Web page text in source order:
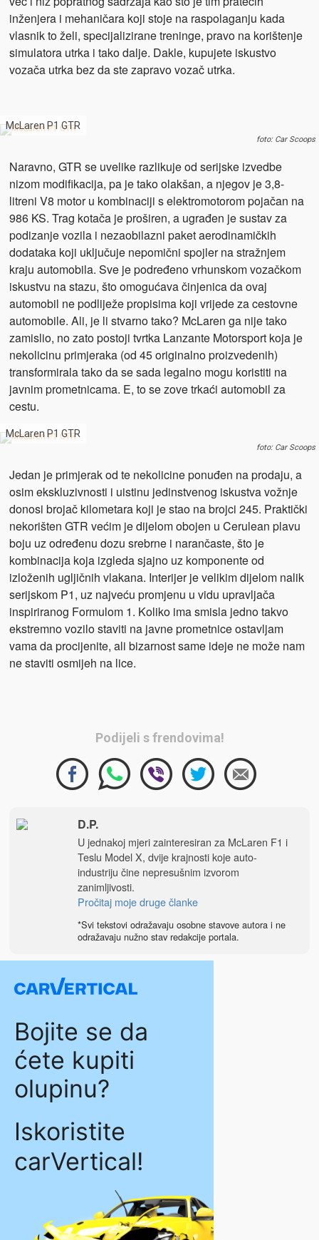
inženjera i mehaničara koji stoje na raspolaganju kada
vlasnik to želi, specijalizirane treninge, pravo na korištenje
simulatora utrka i tako dalje. Dakle, kupujete iskustvo
vozača utrka bez da ste zapravo vozač utrka.
McLaren P1 GTR
foto: Car Scoops
Naravno, GTR se uvelike razlikuje od serijske izvedbe
nizom modifikacija, pa je tako olakšan, a njegov je 3,8-
litreni V8 motor u kombinaciji s elektromotorom pojačan na
986 KS. Trag kotača je proširen, a ugrađen je sustav za
podizanje vozila i nezaobilazni paket aerodinamičkih
dodataka koji uključuje nepomični spojler na stražnjem
kraju automobila. Sve je podređeno vrhunskom vozačkom
iskustvu na stazu, što omogućava činjenica da ovaj
automobil ne podliježe propisima koji vrijede za cestovne
automobile. Ali, je li stvarno tako? McLaren ga nije tako
zamislio, no zato postoji tvrtka Lanzante Motorsport koja je
nekolicinu primjeraka (od 45 originalno proizvedenih)
transformirala tako da se sada legalno mogu koristiti na
javnim prometnicama. E, to se zove trkaći automobil za
cestu.
McLaren P1 GTR
foto: Car Scoops
Jedan je primjerak od te nekolicine ponuđen na prodaju, a
osim ekskluzivnosti i uistinu jedinstvenog iskustva vožnje
donosi brojač kilometara koji je stao na brojci 245. Praktički
nekorišten GTR većim je dijelom obojen u Cerulean plavu
boju uz određenu dozu srebrne i narančaste, što je
kombinacija koja izgleda sjajno uz komponente od
izloženih ugljičnih vlakana. Interijer je velikim dijelom nalik
serijskom P1, uz najveću promjenu u vidu upravljača
inspiriranog Formulom 1. Koliko ima smisla jedno takvo
ekstremno vozilo staviti na javne prometnice ostavljam
vama da procijenite, ali bizarnost same ideje ne može nam
ne staviti osmijeh na lice.
Podijeli s frendovima!
D.P.
U jednakoj mjeri zainteresiran za McLaren F1 i
Teslu Model X, dvije krajnosti koje auto-
industriju čine nepresušnim izvorom
zanimljivosti.
Pročitaj moje druge članke
*Svi tekstovi odražavaju osobne stavove autora i ne
odražavaju nužno stav redakcije portala.